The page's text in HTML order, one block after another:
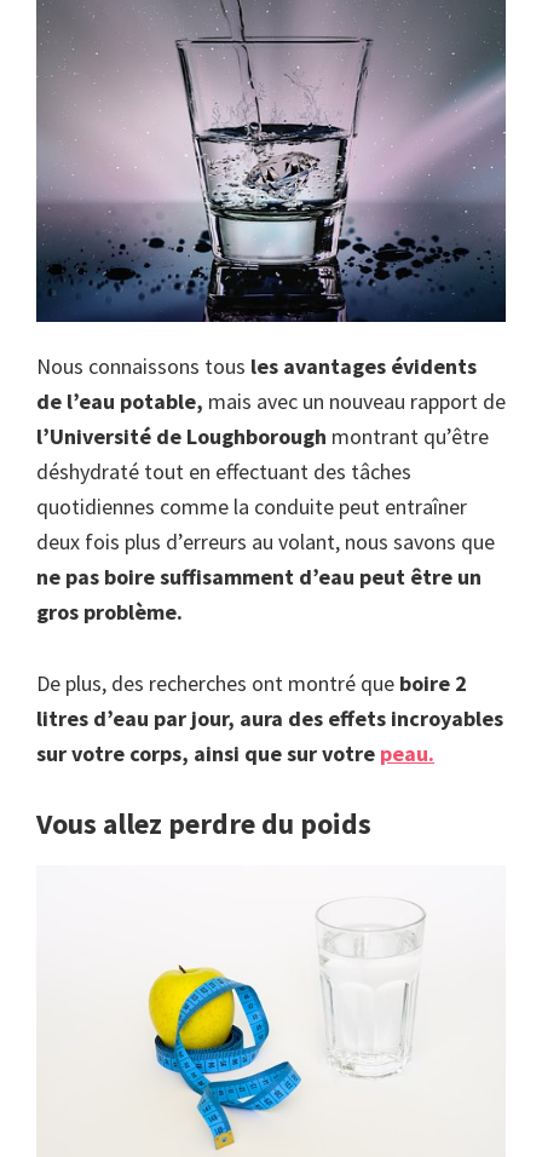
Nous connaissons tous les avantages évidents
de l’eau potable, mais avec un nouveau rapport de
l’Université de Loughborough montrant qu’être
déshydraté tout en effectuant des tâches
quotidiennes comme la conduite peut entraîner
deux fois plus d’erreurs au volant, nous savons que
ne pas boire suffisamment d’eau peut être un
gros problème.
De plus, des recherches ont montré que boire 2
litres d’eau par jour, aura des effets incroyables
sur votre corps, ainsi que sur votre peau.
Vous allez perdre du poids